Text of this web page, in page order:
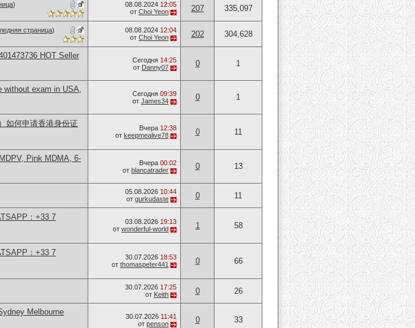
)
08.08.2024 12:05
от Choi Yeon 207 335,097
страница)
08.08.2024 12:04
от Choi Yeon 202 304,628
HOT Seller
Сегодня 14:25
от Danny07 0 1
without exam in USA,
Сегодня 09:39
от James34 0 1
如何申请香港身份证
Вчера 12:38
от keepmealive78 0 11
Pink MDMA, 6-
Вчера 00:02
от blancatrader 0 13
05.08.2026 10:44
от gurkudaste 0 11
：+33 7
03.08.2026 19:13
от wonderful-world 1 58
：+33 7
30.07.2026 18:53
от thomaspeter441 0 66
30.07.2026 17:25
от Keith 0 26
Melbourne
30.07.2026 11:41
от penson 0 33